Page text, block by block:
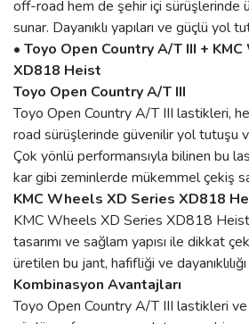
off-road hem de şehir içi sürüşlerinde
sunar. Dayanıklı yapıları ve güçlü yol
• Toyo Open Country A/T III +
XD818 Heist
Toyo Open Country A/T III
Toyo Open Country A/T III lastikleri,
road sürüşlerinde güvenilir yol tutuşu
Çok yönlü performansıyla bilinen bu
kar gibi zeminlerde mükemmel çekiş
KMC Wheels XD Series XD818
KMC Wheels XD Series XD818 Heist
tasarımı ve sağlam yapısı ile dikkat
üretilen bu jant, hafifliği ve
Kombinasyon Avantajları
Toyo Open Country A/T III lastikleri